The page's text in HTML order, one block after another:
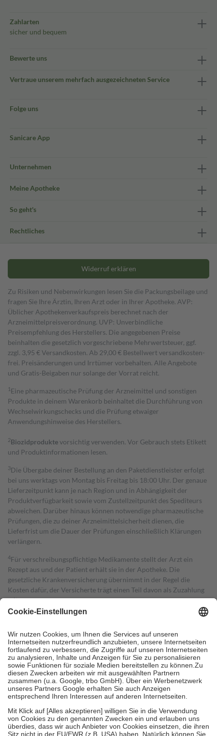
Zahlarten
sicher und bequem
Bewerte uns
Vertraue unserem mehrfach ausgezeichneten Service
Folge uns
Sanicare App
Unternehmen
Meine Apotheke
So geht's
Rechtliches
Widerruf erklären
Zu Risiken und Nebenwirkungen lesen Sie die Packungsbeilage und
fragen Sie Ihre Ärztin, Ihren Arzt oder in Ihrer Apotheke. AVP:
Üblicher Apothekenverkaufspreis berechnet nach der
Arzneimittelpreisverordnung. UVP: Unverbindliche
Preisempfehlung des Herstellers. Die angegebenen Preise
beinhalten die gesetzlich vorgeschriebene Mehrwertsteuer, ggf.
zzgl. 3,95 € Versandkosten. Ab 29,00 € Bestell­wert versand­kosten­
frei. Preisänderungen und Irrtümer vorbehalten. Alle Angebote
und Gratis-Beigaben nur solange der Vorrat reicht.
1 Eine pharmazeutische Prüfung der Arzneimittel und sonstigen
Produkte in deinem Warenkorb beinhaltet die Durchführung von
Wechselwirkungschecks und die Prüfung etwaiger
Anwendungshinweise des Herstellers.
2Biozidproduktevorsichtig verwenden. Vor Gebrauch stets Etikett
und Produktinformationen lesen.
3Die Übergabe deiner Bestellung an den Paketdienstleister erfolgt
bei uns werktags von Montag bis Freitag bis 18:00 Uhr. Der genaue
Lieferzeitpunkt kann je nach Region und in Abhängigkeit der
Produktverfügbarkeit sowie vom Zustellzeitpunkt des Spediteurs
abweichen. Darüber hinaus können notwendige pharmazeutische
Prüfungen, die zu deiner Arzneimittelsicherheit dienen, die
Lieferfrist um die Dauer der Prüfungen einschließlich Klärungen
verlängern.
4Für verschreibungspflichtige Medikamente stellt der Arzt ein
Rezept aus und der Patient erhält sie in der Apotheke. Die
gesetzliche Krankenversicherung übernimmt in der Regel die
Kosten dafür, der Versicherte trägt einen Teil davon als Zuzahlung
mit.
Grundsätzlich leisten Mitglieder Zuzahlungen in Höhe von zehn
höchstens zehn Euro.
Es sind jedoch nie mehr als die tatsächlichen
Kosten der Leistung zu entrichten.
Diese Regeln gelten grundsätzlich auch für Online-Apotheken.
Bei Heilmitteln und häuslicher Krankenpflege beträgt die
Zuzahlung zehn Prozent der Kosten sowie zehn Euro je
Verordnung.
Um das Engagement der Versicherten für ihre eigene Gesundheit zu
stärken und die besondere Stellung der Familie zu unterstützen,
fallenkeine Zuzahlungenan bei:
• Kindern und Jugendlichen bis zum vollendeten 18. Lebensjahr
mit Ausnahme der Fahrkosten